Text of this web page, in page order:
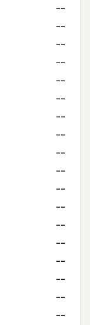
--
--
--
--
--
--
--
--
--
--
--
--
--
--
--
--
--
--